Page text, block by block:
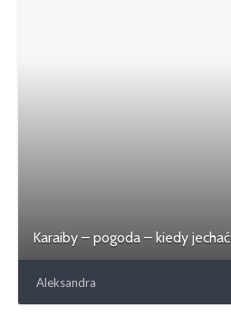
Karaiby – pogoda – kiedy jechać
Aleksandra